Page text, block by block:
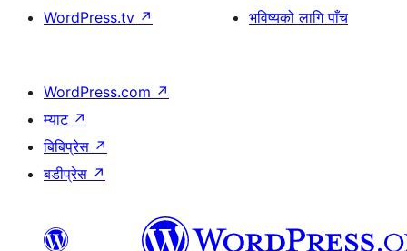
WordPress.tv ↗
भविष्यको लागि पाँच
WordPress.com ↗
म्याट ↗
बिबिप्रेस ↗
बडीप्रेस ↗